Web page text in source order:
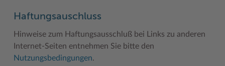
Haftungsauschluss
Hinweise zum Haftungsausschluß bei Links zu anderen
Internet-Seiten entnehmen Sie bitte den
Nutzungsbedingungen.